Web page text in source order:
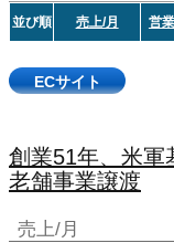
並び順
売上/月 営
ECサイト
創業51年、米軍
老舗事業譲渡
売上/月